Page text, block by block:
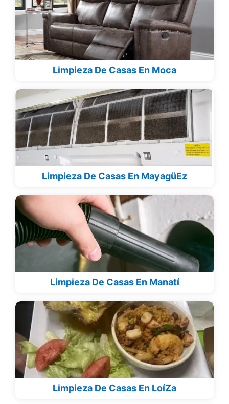
Limpieza De Casas En Moca
Limpieza De Casas En MayagüEz
Limpieza De Casas En Manatí
Limpieza De Casas En LoíZa